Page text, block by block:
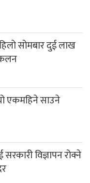
पक्राउ
सोमबार दुई लाख